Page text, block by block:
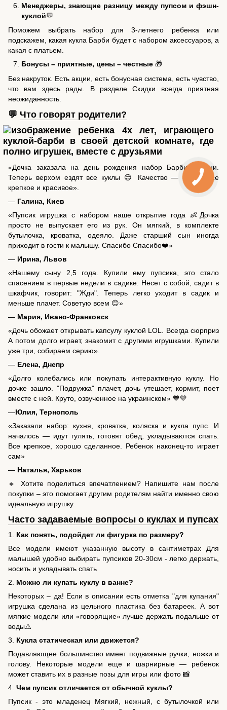
Менеджеры, знающие разницу между пупсом и фэшн-
куклой💬
Поможем выбрать набор для 3-летнего ребенка или
подскажем, какая кукла Барби будет с набором аксессуаров, а
какая с платьем.
Бонусы – приятные, цены – честные 🎁
Без накруток. Есть акции, есть бонусная система, есть чувство,
что вам здесь рады. В разделе Скидки всегда приятная
неожиданность.
💬 Что говорят родители?
«Дочка заказала на день рождения набор Барби с пони.
Теперь верхом ездят все куклы 😊 Качество — супер, все
крепкое и красивое».
— Галина, Киев
«Пупсик игрушка с набором наше открытие года 👶Дочка
просто не выпускает его из рук. Он мягкий, в комплекте
бутылочка, кроватка, одеяло. Даже старший сын иногда
приходит в гости к малышу. Спасибо Спасибо❤️»
— Ирина, Львов
«Нашему сыну 2,5 года. Купили ему пупсика, это стало
спасением в первые недели в садике. Несет с собой, садит в
шкафчик, говорит: "Жди". Теперь легко уходит в садик и
меньше плачет. Советую всем 😊»
— Мария, Ивано-Франковск
«Дочь обожает открывать капсулу куклой LOL. Всегда сюрприз
А потом долго играет, знакомит с другими игрушками. Купили
уже три, собираем серию».
— Елена, Днепр
«Долго колебались или покупать интерактивную куклу. Но
дочке зашло. "Подружка" плачет, дочь утешает, кормит, поет
вместе с ней. Круто, озвученное на украинском» 💙💛
—Юлия, Тернополь
«Заказали набор: кухня, кроватка, коляска и кукла пупс. И
началось — идут гулять, готовят обед, укладываются спать.
Все крепкое, хорошо сделанное. Ребенок наконец-то играет
сам»
— Наталья, Харьков
🔸 Хотите поделиться впечатлением? Напишите нам после
покупки – это помогает другим родителям найти именно свою
идеальную игрушку.
Часто задаваемые вопросы о куклах и пупсах
1. Как понять, подойдет ли фигурка по размеру?
Все модели имеют указанную высоту в сантиметрах Для
малышей удобно выбирать пупсиков 20-30см - легко держать,
носить и укладывать спать
2. Можно ли купать куклу в ванне?
Некоторых – да! Если в описании есть отметка "для купания"
игрушка сделана из цельного пластика без батареек. А вот
мягкие модели или «говорящие» лучше держать подальше от
воды⚠️
3. Кукла статическая или движется?
Подавляющее большинство имеет подвижные ручки, ножки и
голову. Некоторые модели еще и шарнирные — ребенок
может ставить их в разные позы для игры или фото 📸
4. Чем пупсик отличается от обычной куклы?
Пупсик - это младенец Мягкий, нежный, с бутылочкой или